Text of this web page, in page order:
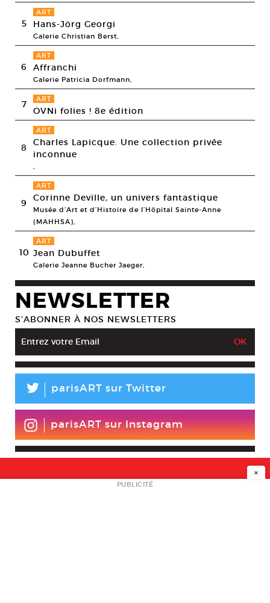
5
ART
Hans-Jörg Georgi
Galerie Christian Berst,
6
ART
Affranchi
Galerie Patricia Dorfmann,
7 ART
OVNi folies ! 8e édition
8
ART
Charles Lapicque. Une collection privée
inconnue
,
9
ART
Corinne Deville, un univers fantastique
Musée d’Art et d’Histoire de l’Hôpital Sainte-Anne
(MAHHSA),
10
ART
Jean Dubuffet
Galerie Jeanne Bucher Jaeger,
NEWSLETTER
S’ABONNER À NOS NEWSLETTERS
L parisART sur Twitter
parisART sur Instagram
NEWSLETTER
×
PUBLICITÉ